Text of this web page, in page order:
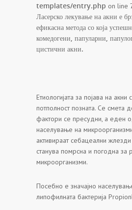
templates/entry.php on line
Ласерско лекување на акни е
ефикасна метода со која
комедогени, папуларни,
цистични акни.
Етиологијата за појава на
потполност позната. Се смета
фактори се пресудни, а еден
населување на
активираат себацеални
станува помрсна и погодна за
микроорганизми.
Посебно е значајно
липофилната бактерија